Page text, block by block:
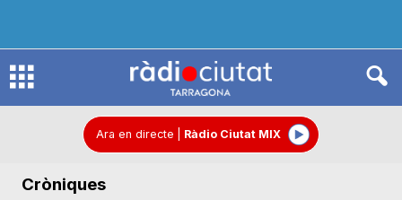
R
d
Ara en directe Ràdio Ciutat MIX
Cròniques